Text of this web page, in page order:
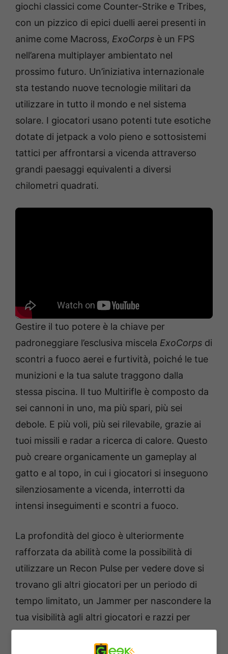
giochi classici come Counter-Strike e Tribes,
con un pizzico di epici duelli aerei presenti in
anime come Macross, ExoCorps è un FPS
nell’arena multiplayer ambientato nel
prossimo futuro. Un’iniziativa internazionale
sta testando nuove tecnologie militari da
utilizzare in tutto il mondo e nel sistema
solare. I giocatori usano potenti tute esotiche
dotate di jetpack a volo pieno e sottosistemi
tattici per affrontarsi a vicenda attraverso
grandi paesaggi equivalenti a diversi
chilometri quadrati.
Gestire il tuo potere è la chiave per
padroneggiare l’esclusiva miscela ExoCorps di
scontri a fuoco aerei e furtività, poiché le tue
munizioni e la tua salute traggono dalla
stessa piscina. Il tuo Multirifle è composto da
sei cannoni in uno, ma più spari, più sei
debole. E più voli, più sei rilevabile, grazie ai
tuoi missili e radar a ricerca di calore. Questo
può creare organicamente un gameplay al
gatto e al topo, in cui i giocatori si inseguono
silenziosamente a vicenda, interrotti da
intensi inseguimenti e scontri a fuoco.
La profondità del gioco è ulteriormente
rafforzata da abilità come la possibilità di
utilizzare un Recon Pulse per vedere dove si
trovano gli altri giocatori per un periodo di
tempo limitato, un Jammer per nascondere la
tua visibilità agli altri giocatori e razzi per
intercettare i missili a ricerca di calore in
arrivo. Dovrai usare tutti gli strumenti a tua